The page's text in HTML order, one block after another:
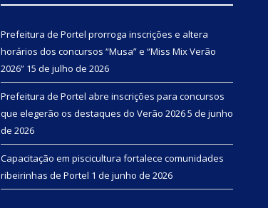
Prefeitura de Portel prorroga inscrições e altera
horários dos concursos “Musa” e “Miss Mix Verão
2026” 15 de julho de 2026
Prefeitura de Portel abre inscrições para concursos
que elegerão os destaques do Verão 20265 de junho
de 2026
Capacitação em piscicultura fortalece comunidades
ribeirinhas de Portel 1 de junho de 2026